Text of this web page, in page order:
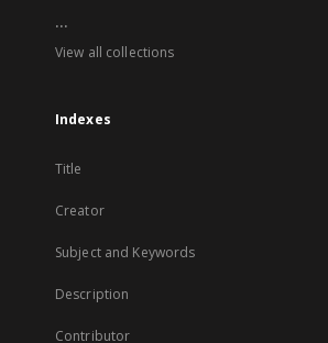
...
View all collections
Indexes
Title
Creator
Subject and Keywords
Description
Contributor